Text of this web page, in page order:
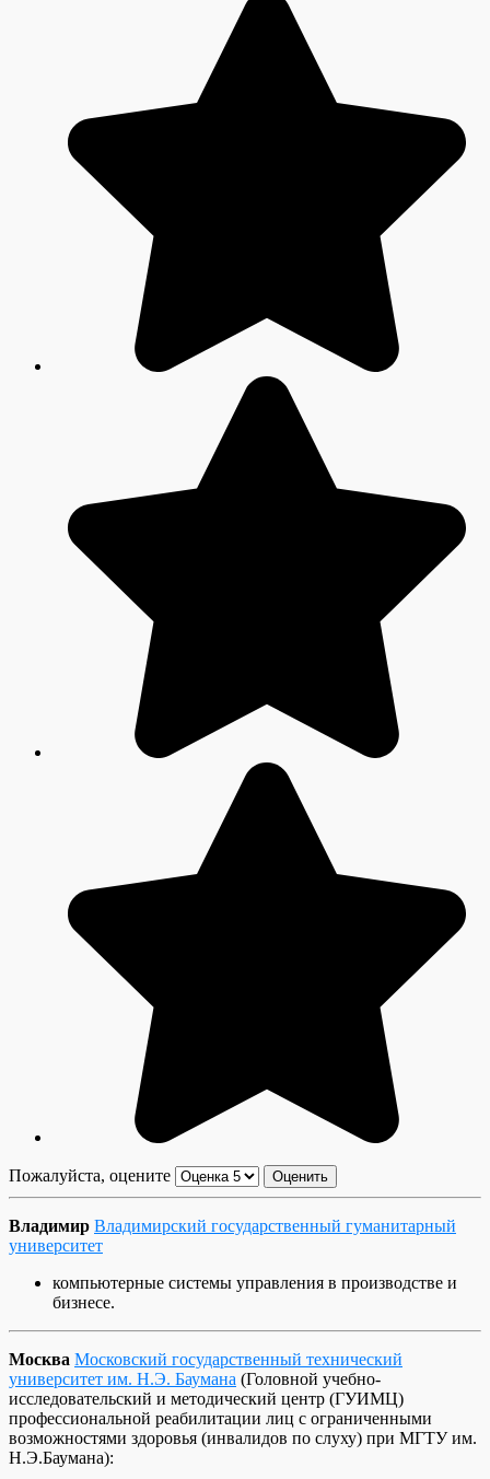
Пожалуйста, оцените
Владимир Владимирский государственный гуманитарный
университет
компьютерные системы управления в производстве и
бизнесе.
Москва Московский государственный технический
университет им. Н.Э. Баумана (Головной учебно-
исследовательский и методический центр (ГУИМЦ)
профессиональной реабилитации лиц с ограниченными
возможностями здоровья (инвалидов по слуху) при МГТУ им.
Н.Э.Баумана):